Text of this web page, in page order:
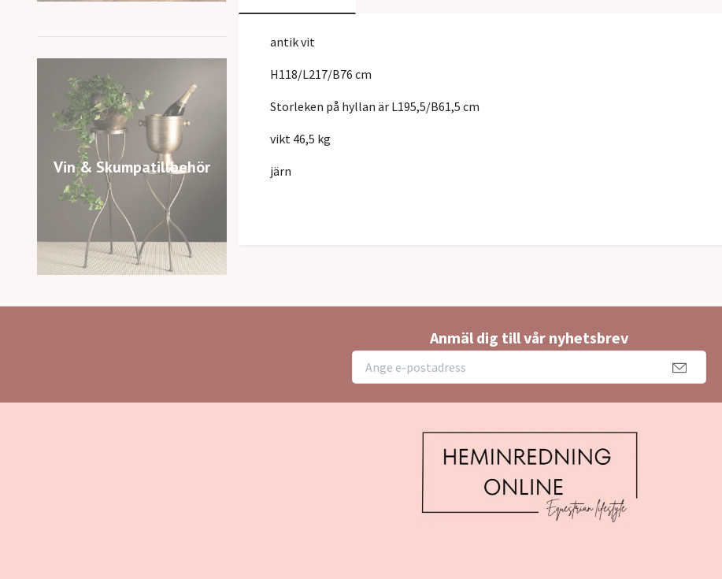
Vin & Skumpatillbehör
antik vit
H118/L217/B76 cm
Storleken på hyllan är L195,5/B61,5 cm
vikt 46,5 kg
järn
Anmäl dig till vår nyhetsbrev